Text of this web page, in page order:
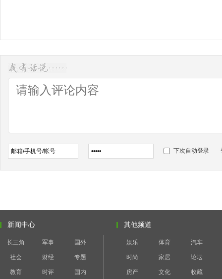
下次自动登录
新闻中心
长三角 军事 国外
社会 财经 专题
教育 时评 国内
其他频道
娱乐 体育 汽车
时尚 家居 论坛
房产 文化 收藏